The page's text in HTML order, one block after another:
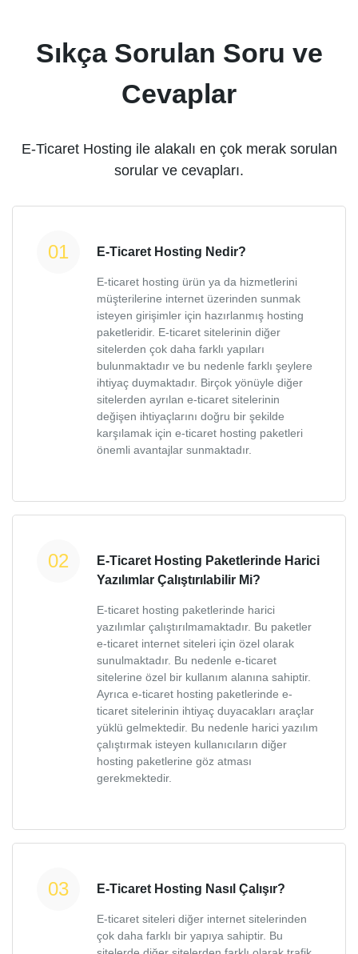
Sıkça Sorulan Soru ve
Cevaplar
E-Ticaret Hosting ile alakalı en çok merak sorulan
sorular ve cevapları.
E-Ticaret Hosting Nedir?
E-ticaret hosting ürün ya da hizmetlerini
müşterilerine internet üzerinden sunmak
isteyen girişimler için hazırlanmış hosting
paketleridir. E-ticaret sitelerinin diğer
sitelerden çok daha farklı yapıları
bulunmaktadır ve bu nedenle farklı şeylere
ihtiyaç duymaktadır. Birçok yönüyle diğer
sitelerden ayrılan e-ticaret sitelerinin
değişen ihtiyaçlarını doğru bir şekilde
karşılamak için e-ticaret hosting paketleri
önemli avantajlar sunmaktadır.
E-Ticaret Hosting Paketlerinde Harici
Yazılımlar Çalıştırılabilir Mi?
E-ticaret hosting paketlerinde harici
yazılımlar çalıştırılmamaktadır. Bu paketler
e-ticaret internet siteleri için özel olarak
sunulmaktadır. Bu nedenle e-ticaret
sitelerine özel bir kullanım alanına sahiptir.
Ayrıca e-ticaret hosting paketlerinde e-
ticaret sitelerinin ihtiyaç duyacakları araçlar
yüklü gelmektedir. Bu nedenle harici yazılım
çalıştırmak isteyen kullanıcıların diğer
hosting paketlerine göz atması
gerekmektedir.
E-Ticaret Hosting Nasıl Çalışır?
E-ticaret siteleri diğer internet sitelerinden
çok daha farklı bir yapıya sahiptir. Bu